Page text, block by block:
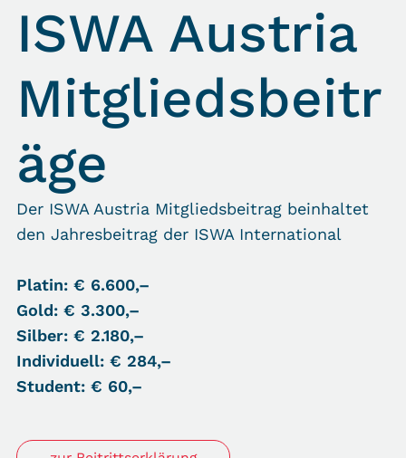
ISWA Austria
Mitgliedsbeitr
äge
Der ISWA Austria Mitgliedsbeitrag beinhaltet
den Jahresbeitrag der ISWA International
Platin: € 6.600,–
Gold: € 3.300,–
Silber: € 2.180,–
Individuell: € 284,–
Student: € 60,–